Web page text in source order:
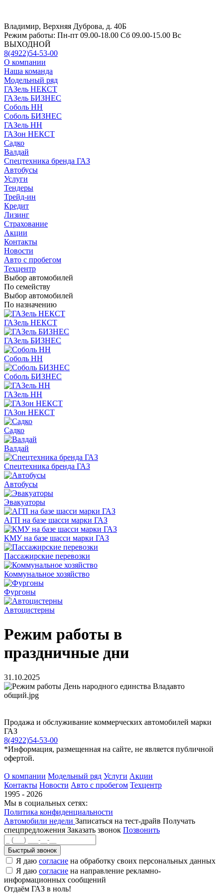
Владимир, Верхняя Дуброва, д. 40Б
Режим работы: Пн-пт 09.00-18.00 Сб 09.00-15.00 Вс
ВЫХОДНОЙ
8(4922)54-53-00
О компании
Наша команда
Модельный ряд
ГАЗель НЕКСТ
ГАЗель БИЗНЕС
Соболь НН
Соболь БИЗНЕС
ГАЗель НН
ГАЗон НЕКСТ
Садко
Валдай
Спецтехника бренда ГАЗ
Автобусы
Услуги
Тендеры
Трейд-ин
Кредит
Лизинг
Страхование
Акции
Контакты
Новости
Авто с пробегом
Техцентр
Выбор автомобилей
По семейству
Выбор автомобилей
По назначению
ГАЗель НЕКСТ
ГАЗель БИЗНЕС
Соболь НН
Соболь БИЗНЕС
ГАЗель НН
ГАЗон НЕКСТ
Садко
Валдай
Спецтехника бренда ГАЗ
Автобусы
Эвакуаторы
АГП на базе шасси марки ГАЗ
КМУ на базе шасси марки ГАЗ
Пассажирские перевозки
Коммунальное хозяйство
Фургоны
Автоцистерны
Режим работы в
праздничные дни
31.10.2025
Продажа и обслуживание коммерческих автомобилей марки
ГАЗ
8(4922)54-53-00
*Информация, размещенная на сайте, не является публичной
офертой.
О компании Модельный ряд Услуги Акции
Контакты Новости Авто с пробегом Техцентр
1995 - 2026
Мы в социальных сетях:
Политика конфиденциальности
Автомобили недели Записаться на тест-драйв Получать
спецпредложения Заказать звонок Позвонить
Быстрый звонок
Я даю согласие на обработку своих персональных данных
Я даю согласие на направление рекламно-
информационных сообщений
Отдаём ГАЗ в ноль!